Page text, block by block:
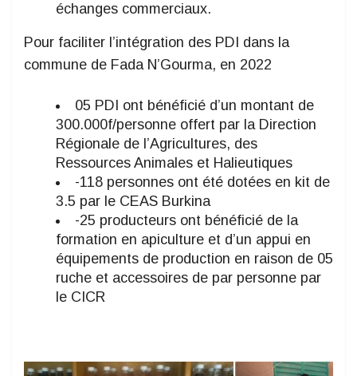
échanges commerciaux.
Pour faciliter l’intégration des PDI dans la
commune de Fada N’Gourma, en 2022
05 PDI ont bénéficié d’un montant de
300.000f/personne offert par la Direction
Régionale de l’Agricultures, des
Ressources Animales et Halieutiques
-118 personnes ont été dotées en kit de
3.5 par le CEAS Burkina
-25 producteurs ont bénéficié de la
formation en apiculture et d’un appui en
équipements de production en raison de 05
ruche et accessoires de par personne par
le CICR